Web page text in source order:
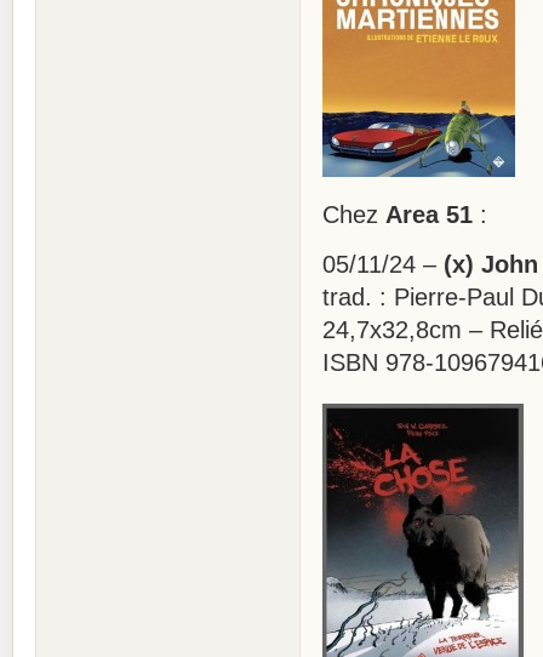
Chez Area 51 :
05/11/24 – (x)
trad. : Pierre-Paul
24,7x32,8cm –
ISBN 978-